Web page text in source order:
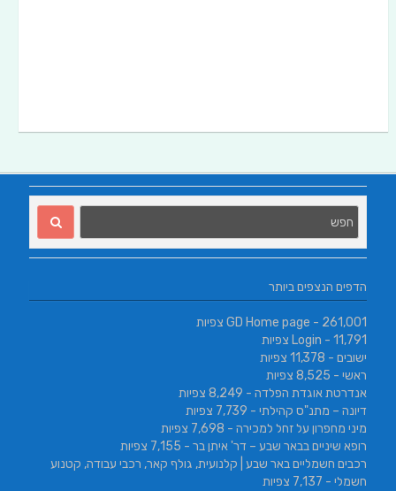
הדפים הנצפים ביותר
GD Home page - 261,001 צפיות
Login - 11,791 צפיות
ישובים - 11,378 צפיות
ראשי - 8,525 צפיות
אנדרטת אוגדת הפלדה - 8,249 צפיות
דיונה – מתנ"ס קהילתי - 7,739 צפיות
מיני מחפרון על זחל למכירה - 7,698 צפיות
רופא שיניים בבאר שבע – דר' איתן בר - 7,155 צפיות
רכבים חשמליים באר שבע | קלנועית, גולף קאר, רכבי עבודה, קטנוע
חשמלי - 7,137 צפיות